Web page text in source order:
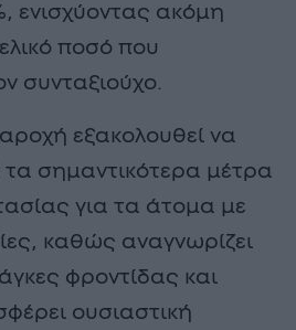
ενισχύοντας ακόμη
ποσό που
συνταξιούχο.
εξακολουθεί να
τα σημαντικότερα μέτρα
για τα άτομα με
καθώς αναγνωρίζει
φροντίδας και
ουσιαστική